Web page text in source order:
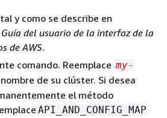
y como se describe en
Guía del usuario de la interfaz de la
de AWS.
comando. Reemplace my-
de su clúster. Si desea
el método
API_AND_CONFIG_MAP